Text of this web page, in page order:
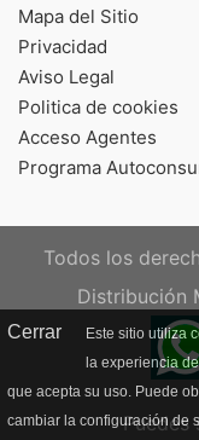
Cerrar
Este sitio utiliza
la experiencia
que acepta su uso. Puede
cambiar la configuración de
Mapa del Sitio
Privacidad
Aviso Legal
Politica de cookies
Acceso Agentes
Programa
Todos los
Distribución
Puedes